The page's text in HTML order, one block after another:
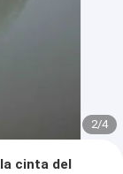
2/4
cinta del